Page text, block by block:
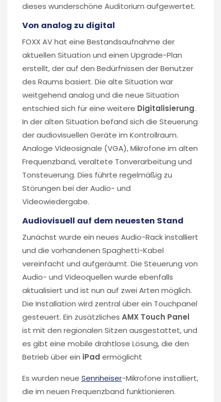
dieses wunderschöne Auditorium aufgewertet.
Von analog zu digital
FOXX AV hat eine Bestandsaufnahme der
aktuellen Situation und einen Upgrade-Plan
erstellt, der auf den Bedürfnissen der Benutzer
des Raums basiert. Die alte Situation war
weitgehend analog und die neue Situation
entschied sich für eine weitere Digitalisierung.
In der alten Situation befand sich die Steuerung
der audiovisuellen Geräte im Kontrollraum.
Analoge Videosignale (VGA), Mikrofone im alten
Frequenzband, veraltete Tonverarbeitung und
Tonsteuerung. Dies führte regelmäßig zu
Störungen bei der Audio- und
Videowiedergabe.
Audiovisuell auf dem neuesten Stand
Zunächst wurde ein neues Audio-Rack installiert
und die vorhandenen Spaghetti-Kabel
vereinfacht und aufgeräumt. Die Steuerung von
Audio- und Videoquellen wurde ebenfalls
aktualisiert und ist nun auf zwei Arten möglich.
Die Installation wird zentral über ein Touchpanel
gesteuert. Ein zusätzliches AMX Touch Panel
ist mit den regionalen Sitzen ausgestattet, und
es gibt eine mobile drahtlose Lösung, die den
Betrieb über ein iPad ermöglicht
Es wurden neue Sennheiser-Mikrofone installiert,
die im neuen Frequenzband funktionieren.